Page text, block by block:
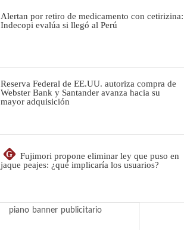
Alertan por retiro de medicamento con cetirizina:
Indecopi evalúa si llegó al Perú
Reserva Federal de EE.UU. autoriza compra de
Webster Bank y Santander avanza hacia su
mayor adquisición
G
Fujimori propone eliminar ley que puso en
jaque peajes: ¿qué implicaría los usuarios?